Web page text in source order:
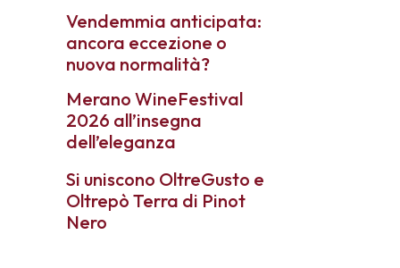
Vendemmia anticipata:
ancora eccezione o
nuova normalità?
Merano WineFestival
2026 all’insegna
dell’eleganza
Si uniscono OltreGusto e
Oltrepò Terra di Pinot
Nero